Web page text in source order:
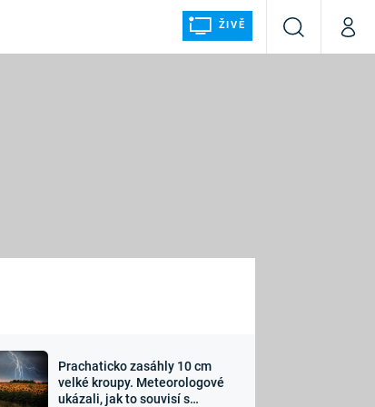
ŽIVĚ
VyhledáváníMůj
Sledujte nás
Prachaticko zasáhly 10 cm
velké kroupy. Meteorologové
ukázali, jak to souvisí s